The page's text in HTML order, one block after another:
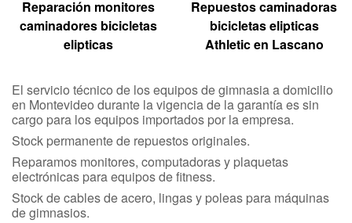
Reparación monitores
caminadores bicicletas
elipticas
Repuestos caminadoras
bicicletas elipticas
Athletic en Lascano
El servicio técnico de los equipos de gimnasia a domicilio
en Montevideo durante la vigencia de la garantía es sin
cargo para los equipos importados por la empresa.
Stock permanente de repuestos originales.
Reparamos monitores, computadoras y plaquetas
electrónicas para equipos de fitness.
Stock de cables de acero, lingas y poleas para máquinas
de gimnasios.